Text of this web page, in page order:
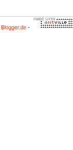
Blogger.de -